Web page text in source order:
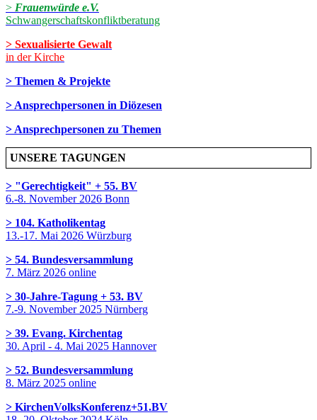
> Frauenwürde e.V.
Schwangerschaftskonfliktberatung
> Sexualisierte Gewalt
in der Kirche
> Themen & Projekte
> Ansprechpersonen in Diözesen
> Ansprechpersonen zu Themen
UNSERE TAGUNGEN
> "Gerechtigkeit" + 55. BV
6.-8. November 2026 Bonn
> 104. Katholikentag
13.-17. Mai 2026 Würzburg
> 54. Bundesversammlung
7. März 2026 online
> 30-Jahre-Tagung + 53. BV
7.-9. November 2025 Nürnberg
> 39. Evang. Kirchentag
30. April - 4. Mai 2025 Hannover
> 52. Bundesversammlung
8. März 2025 online
> KirchenVolksKonferenz+51.BV